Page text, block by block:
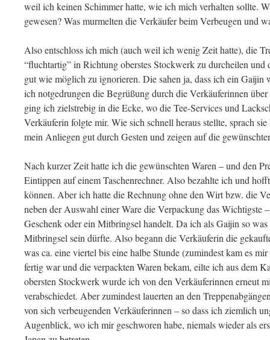
weil ich keinen Schimmer hatte, wie ich mich verhalten sollte.
gewesen? Was murmelten die Verkäufer beim Verbeugen und
Also entschloss ich mich (auch weil ich wenig Zeit hatte), die
“fluchtartig” in Richtung oberstes Stockwerk zu durcheilen und
gut wie möglich zu ignorieren. Die sahen ja, dass ich ein Gaijin
ich notgedrungen die Begrüßung durch die Verkäuferinnen
ging ich zielstrebig in die Ecke, wo die Tee-Services und
Verkäuferin folgte mir. Wie sich schnell heraus stellte, sprach
mein Anliegen gut durch Gesten und zeigen auf die
Nach kurzer Zeit hatte ich die gewünschten Waren – und den
Eintippen auf einem Taschenrechner. Also bezahlte ich und
können. Aber ich hatte die Rechnung ohne den Wirt bzw. die
neben der Auswahl einer Ware die Verpackung das Wichtigste
Geschenk oder ein Mitbringsel handelt. Da ich als Gaijin so
Mitbringsel sein dürfte. Also begann die Verkäuferin die
was ca. eine viertel bis eine halbe Stunde (zumindest kam es
fertig war und die verpackten Waren bekam, eilte ich aus dem
obersten Stockwerk wurde ich von den Verkäuferinnen erneut
verabschiedet. Aber zumindest lauerten an den
von sich verbeugenden Verkäuferinnen – so dass ich ziemlich
Augenblick, wo ich mir geschworen habe, niemals wieder als